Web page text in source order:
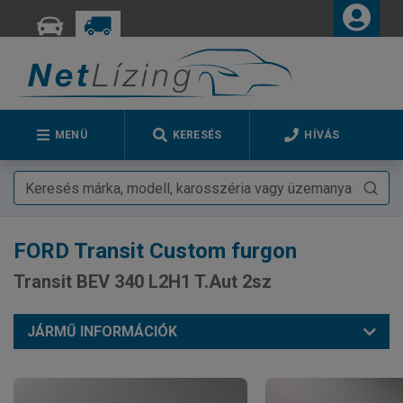
MENÜ KERESÉS HÍVÁS
FORD Transit Custom furgon
Transit BEV 340 L2H1 T.Aut 2sz
JÁRMŰ INFORMÁCIÓK